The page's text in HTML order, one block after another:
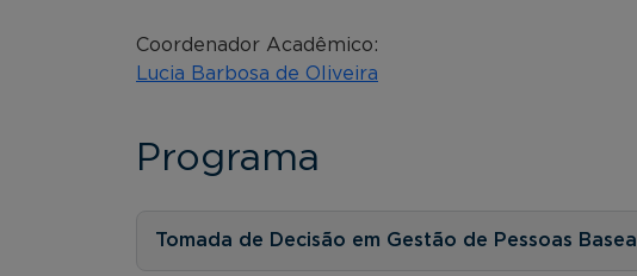
Coordenador Acadêmico:
Lucia Barbosa de Oliveira
Programa
Tomada de Decisão em Gestão de Pessoas